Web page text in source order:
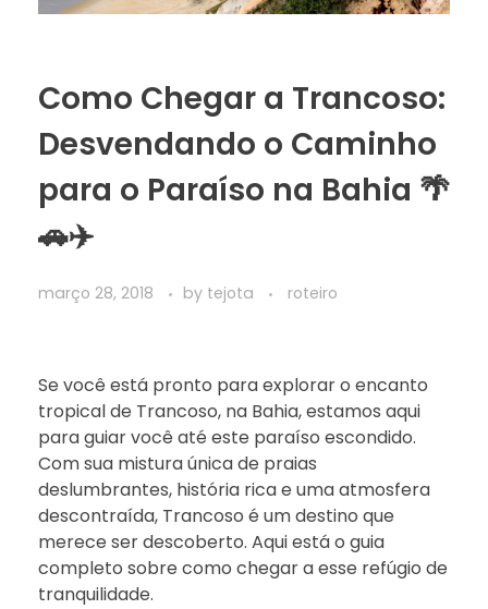
Como Chegar a Trancoso:
Desvendando o Caminho
para o Paraíso na Bahia 🌴
🚗✈️
março 28, 2018 by tejota roteiro
Se você está pronto para explorar o encanto
tropical de Trancoso, na Bahia, estamos aqui
para guiar você até este paraíso escondido.
Com sua mistura única de praias
deslumbrantes, história rica e uma atmosfera
descontraída, Trancoso é um destino que
merece ser descoberto. Aqui está o guia
completo sobre como chegar a esse refúgio de
tranquilidade.